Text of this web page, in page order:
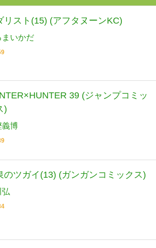
リスト(15) (アフタヌーンKC)
まいかだ
39 (ジャンプコミッ
)
義博
のツガイ(13) (ガンガンコミックス)
弘